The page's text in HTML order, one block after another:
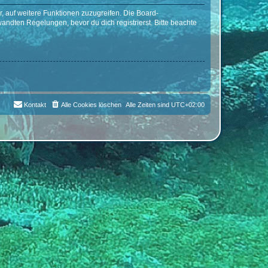
auf weitere Funktionen zuzugreifen. Die Board-
Regelungen, bevor du dich registrierst. Bitte beachte
Alle Zeiten sind UTC+02:00
Alle Cookies löschen
Kontakt